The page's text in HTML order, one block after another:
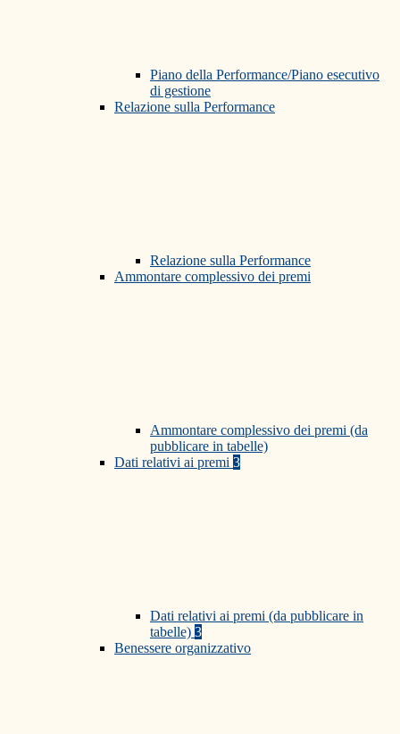
Piano della Performance/Piano esecutivo
di gestione
Relazione sulla Performance
Relazione sulla Performance
Ammontare complessivo dei premi
Ammontare complessivo dei premi (da
pubblicare in tabelle)
Dati relativi ai premi 3
Dati relativi ai premi (da pubblicare in
tabelle) 3
Benessere organizzativo